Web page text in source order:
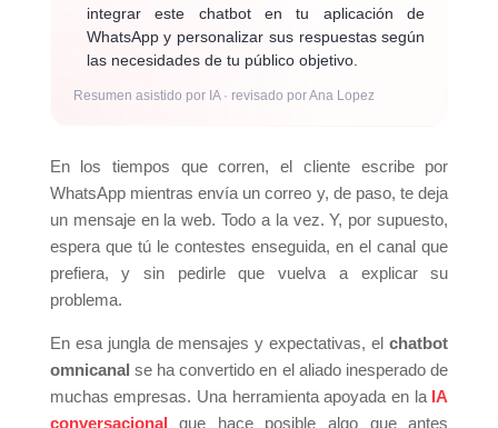
integrar este chatbot en tu aplicación de
WhatsApp y personalizar sus respuestas según
las necesidades de tu público objetivo.
Resumen asistido por IA · revisado por Ana Lopez
En los tiempos que corren, el cliente escribe por
WhatsApp mientras envía un correo y, de paso, te deja
un mensaje en la web. Todo a la vez. Y, por supuesto,
espera que tú le contestes enseguida, en el canal que
prefiera, y sin pedirle que vuelva a explicar su
problema.
En esa jungla de mensajes y expectativas, elchatbot
omnicanal se ha convertido en el aliado inesperado de
muchas empresas. Una herramienta apoyada en la IA
conversacional que hace posible algo que antes